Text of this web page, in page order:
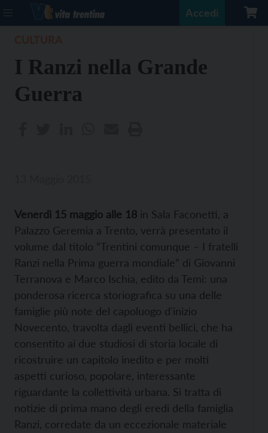
Accedi
I Ranzi nella Grande
Guerra
Venerdì 15 maggio alle 18 in Sala Faconetti, a
Palazzo Geremia a Trento, verrà presentato il
volume dal titolo “Trentini comunque – I fratelli
Ranzi nella Prima guerra mondiale” di Giovanni
Terranova e Marco Ischia, edito da Temi: una
ponderosa ricerca storiografica su una delle
famiglie più note del capoluogo d'inizio
Novecento, travolta dagli eventi bellici, che ha
consentito ai due studiosi di storia locale di
ricostruire un capitolo inedito e per molti
aspetti curioso, popolare, interessante
riguardante la collettività urbana. Si tratta di
notizie di prima mano degli eredi della famiglia
Ranzi, corredate da un eccezionale materiale